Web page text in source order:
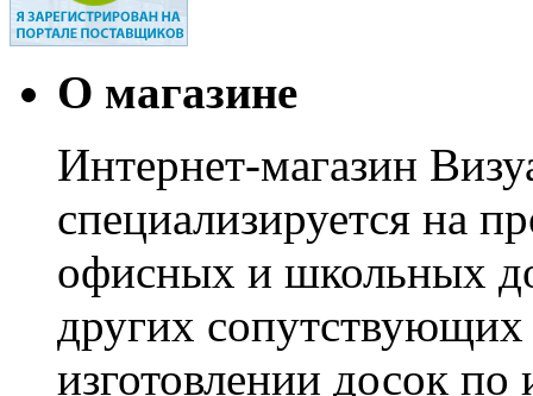
О магазине
Интернет-магазин
специализируется на
офисных и школьных
других сопутствующих
изготовлении досок по